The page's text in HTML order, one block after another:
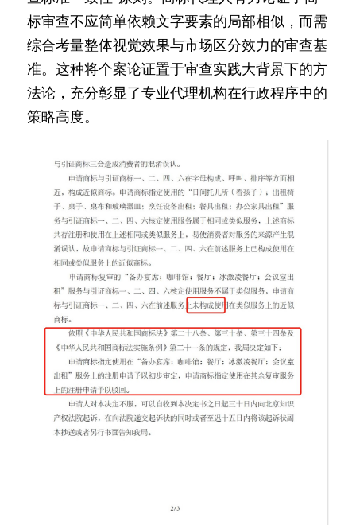
标审查不应简单依赖文字要素的局部相似，而需
综合考量整体视觉效果与市场区分效力的审查基
准。这种将个案论证置于审查实践大背景下的方
法论，充分彰显了专业代理机构在行政程序中的
策略高度。